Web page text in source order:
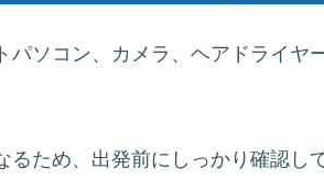
ソコン、カメラ、ヘアドライヤ
るため、出発前にしっかり確認し